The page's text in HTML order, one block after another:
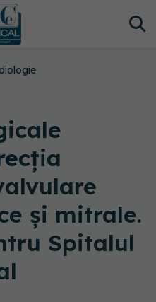
și mitrale.
Spitalul